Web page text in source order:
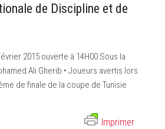
de Discipline et de
2015 ouverte à 14H00 Sous la
Ali Gherib • Joueurs avertis lors
de finale de la coupe de Tunisie
Imprimer